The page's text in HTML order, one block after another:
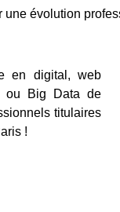
évolution
en digital, web
ou Big Data de
titulaires
!